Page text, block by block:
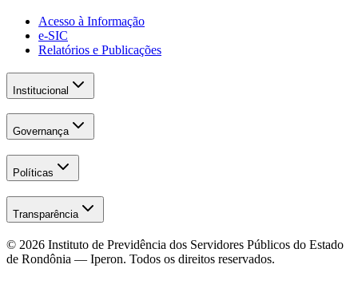
Acesso à Informação
e-SIC
Relatórios e Publicações
Institucional
Governança
Políticas
Transparência
© 2026 Instituto de Previdência dos Servidores Públicos do Estado
de Rondônia — Iperon. Todos os direitos reservados.